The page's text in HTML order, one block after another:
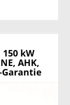
150 kW
AHK,
Garantie